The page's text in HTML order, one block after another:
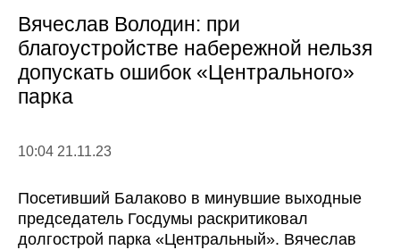
Вячеслав Володин: при
благоустройстве набережной нельзя
допускать ошибок «Центрального»
парка
10:04 21.11.23
Посетивший Балаково в минувшие выходные
председатель Госдумы раскритиковал
долгострой парка «Центральный». Вячеслав